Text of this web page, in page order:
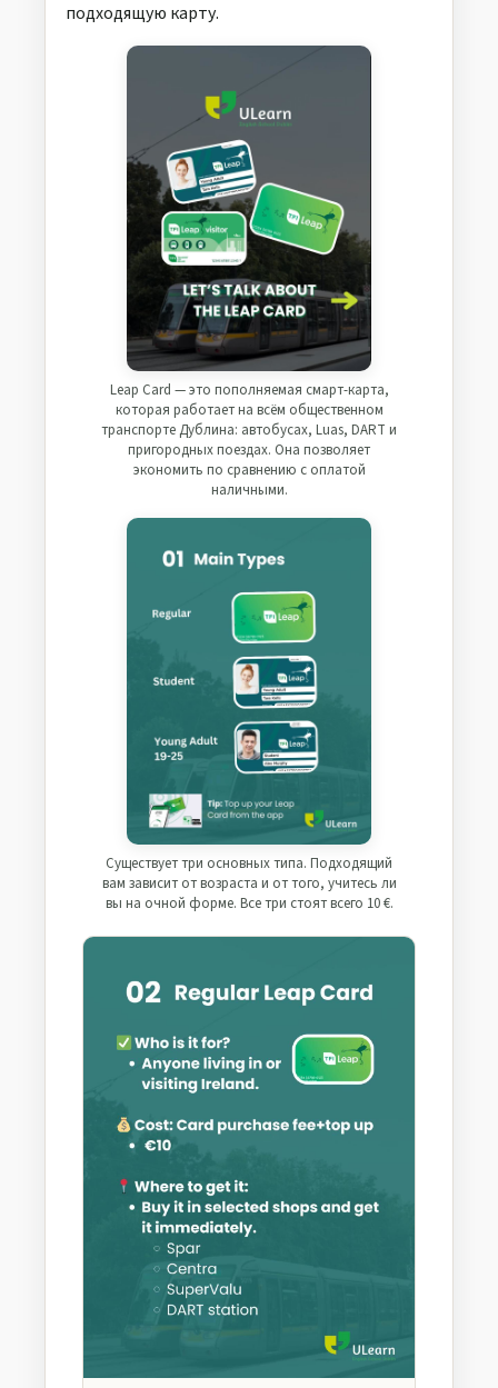
подходящую карту.
Leap Card — это пополняемая смарт-карта,
которая работает на всём общественном
транспорте Дублина: автобусах, Luas, DART и
пригородных поездах. Она позволяет
экономить по сравнению с оплатой
наличными.
Существует три основных типа. Подходящий
вам зависит от возраста и от того, учитесь ли
вы на очной форме. Все три стоят всего 10 €.